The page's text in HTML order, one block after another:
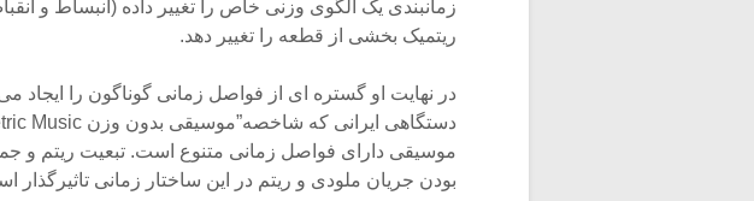
ریتمیک بخشی از قطعه را تغییر دهد.
در نهایت او گستره ای از فواصل زمانی گوناگون را ایجاد
موسیقی دارای فواصل زمانی متنوع است. تبعیت ریتم و
بودن جریان ملودی و ریتم در این ساختار زمانی تاثیرگذار